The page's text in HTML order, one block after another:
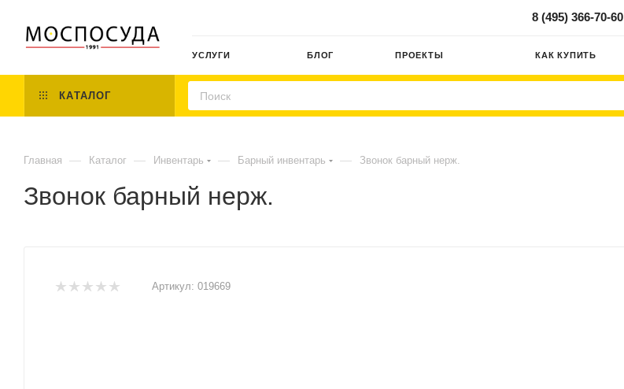
8 (495) 366-70-60
УСЛУГИ БЛОГ ПРОЕКТЫ КАК КУПИТЬ
КАТАЛОГ
Главная — Каталог — Инвентарь — Барный инвентарь — Звонок барный нерж.
Звонок барный нерж.
Артикул: 019669